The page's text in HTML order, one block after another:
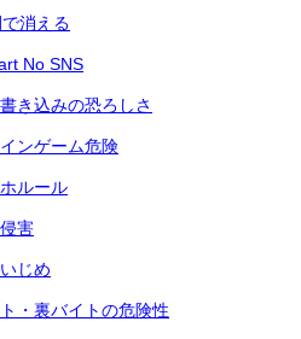
消える
No SNS
き込みの恐ろしさ
ンゲーム危険
ルール
害
じめ
・裏バイトの危険性